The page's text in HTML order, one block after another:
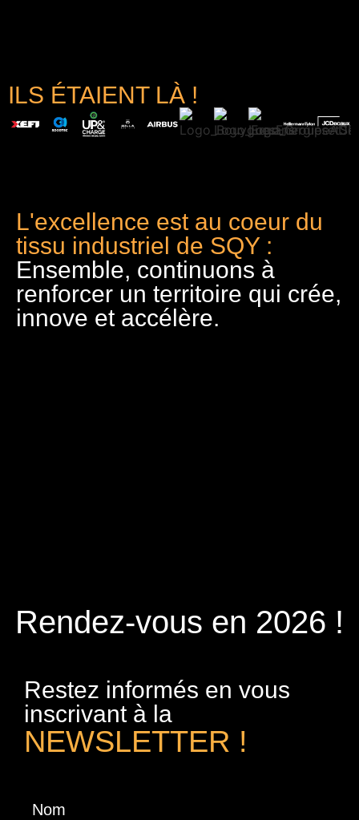
ILS ÉTAIENT LÀ !
L'excellence est au coeur du
tissu industriel de SQY :
Ensemble, continuons à
renforcer un territoire qui crée,
innove et accélère.
Rendez-vous en 2026 !
Restez informés en vous
inscrivant à la
NEWSLETTER !
Nom